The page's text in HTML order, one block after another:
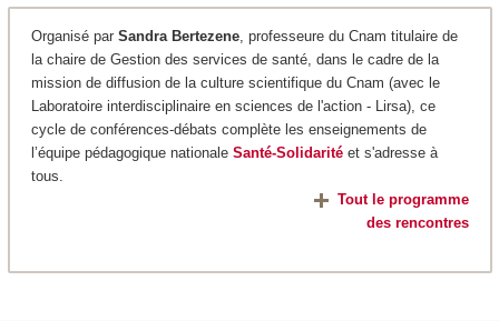
Organisé par Sandra Bertezene, professeure du Cnam titulaire de
la chaire de Gestion des services de santé, dans le cadre de la
mission de diffusion de la culture scientifique du Cnam (avec le
Laboratoire interdisciplinaire en sciences de l'action - Lirsa), ce
cycle de conférences-débats complète les enseignements de
l’équipe pédagogique nationale Santé-Solidaritéet s'adresse à
tous.
Tout le programme
des rencontres